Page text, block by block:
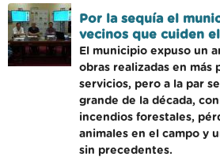
Por la sequía el
vecinos que cuiden
El municipio expuso un
obras realizadas en más
servicios, pero a la par
grande de la década,
incendios forestales,
animales en el campo y
sin precedentes.